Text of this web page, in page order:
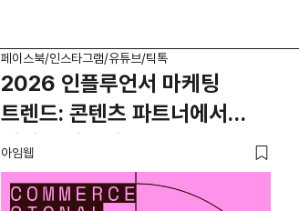
페이스북/인스타그램/유튜브/틱톡
2026 인플루언서 마케팅
트렌드: 콘텐츠 파트너에서
커머스 파트너로
아임웹